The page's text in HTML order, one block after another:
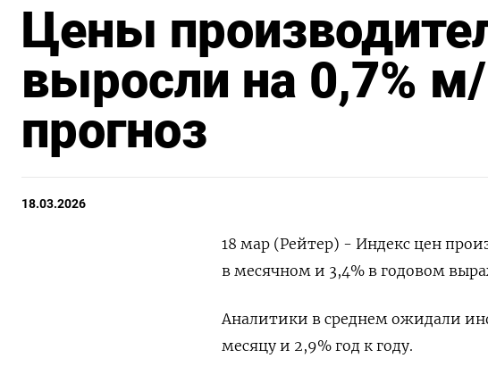
Цены
выросли на 0,7%
прогноз
18.03.2026
18 мар (Рейтер) - Индекс цен
в месячном и ​3,4% ​в годовом
Аналитики ‌в среднем ожидали
месяцу ‌и 2,9% год к году.